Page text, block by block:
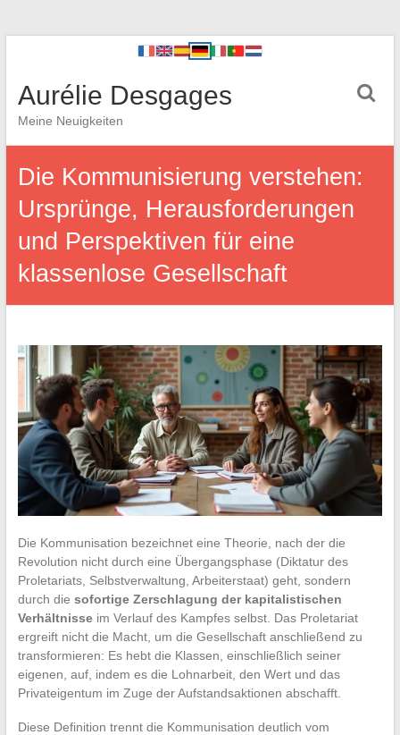
Aurélie Desgages
Meine Neuigkeiten
Die Kommunisierung verstehen:
Ursprünge, Herausforderungen
und Perspektiven für eine
klassenlose Gesellschaft
Die Kommunisation bezeichnet eine Theorie, nach der die
Revolution nicht durch eine Übergangsphase (Diktatur des
Proletariats, Selbstverwaltung, Arbeiterstaat) geht, sondern
durch die sofortige Zerschlagung der kapitalistischen
Verhältnisseim Verlauf des Kampfes selbst. Das Proletariat
ergreift nicht die Macht, um die Gesellschaft anschließend zu
transformieren: Es hebt die Klassen, einschließlich seiner
eigenen, auf, indem es die Lohnarbeit, den Wert und das
Privateigentum im Zuge der Aufstandsaktionen abschafft.
Diese Definition trennt die Kommunisation deutlich vom